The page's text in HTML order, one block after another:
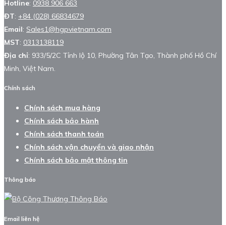
Hotline: 0938 906 663
ĐT: +84 (028) 66834679
Email: Sales1@hgpvietnam.com
MST: 0313138119
Địa chỉ: 933/5/2C Tỉnh lộ 10, Phường Tân Tạo, Thành phố Hồ Chí
Minh, Việt Nam.
Chính sách
Chính sách mua hàng
Chính sách bảo hành
Chính sách thanh toán
Chính sách vận chuyển và giao nhận
Chính sách bảo mật thông tin
Thông báo
Email liên hệ